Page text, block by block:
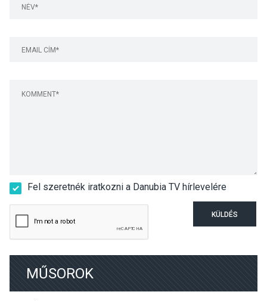
Fel szeretnék iratkozni a Danubia TV hírlevelére
KÜLDÉS
MŰSOROK